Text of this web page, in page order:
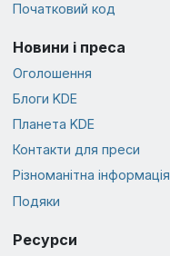
Початковий код
Новини і преса
Оголошення
Блоги KDE
Планета KDE
Контакти для преси
Різноманітна інформація
Подяки
Ресурси